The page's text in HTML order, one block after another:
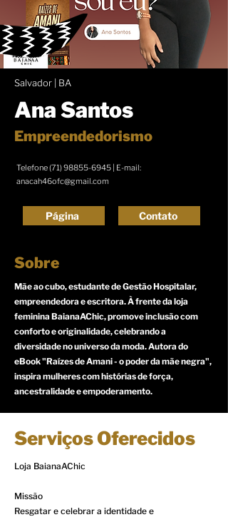
Salvador | BA
Ana Santos
Empreendedorismo
Telefone(71) 98855-6945 | E-mail:
anacah46ofc@gmail.com
Página Contato
Sobre
Mãe ao cubo, estudante de Gestão Hospitalar,
empreendedora e escritora. À frente da loja
feminina BaianaAChic, promove inclusão com
conforto e originalidade, celebrando a
diversidade no universo da moda. Autora do
eBook "Raízes de Amani - o poder da mãe negra",
inspira mulheres com histórias de força,
ancestralidade e empoderamento.
Serviços Oferecidos
Loja BaianaAChic
Missão
Resgatar e celebrar a identidade e